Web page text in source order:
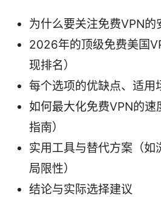
为什么要关注免费VPN的
2026年的顶级免费美国
现排名）
每个选项的优缺点、适用
如何最大化免费VPN的速
指南）
实用工具与替代方案（如
局限性）
结论与实际选择建议